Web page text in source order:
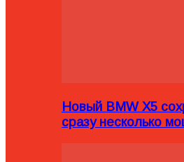
Новый BMW X5
сразу несколько